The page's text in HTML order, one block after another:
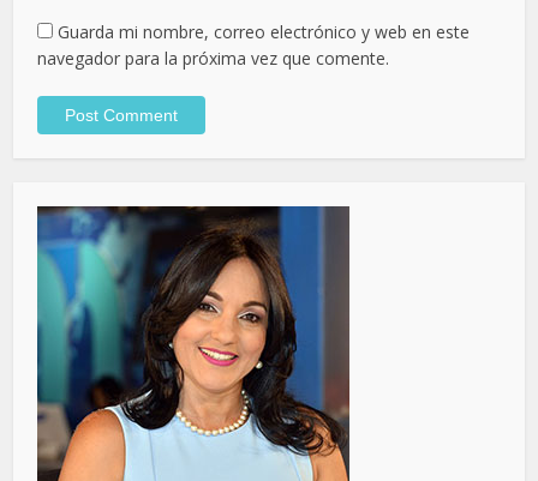
Guarda mi nombre, correo electrónico y web en este
navegador para la próxima vez que comente.